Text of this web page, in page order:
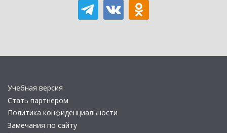
Учебная версия
Стать партнером
Политика конфиденциальности
Замечания по сайту